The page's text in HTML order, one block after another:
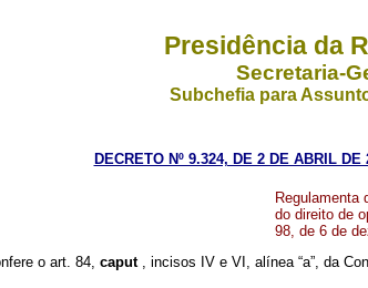
Presidência da
Secretaria-
Subchefia para
DECRETO Nº 9.324, DE 2 DE ABRIL DE
Regulamenta
do direito de
98, de 6 de
o art. 84, caput , incisos IV e VI, alínea “a”, da